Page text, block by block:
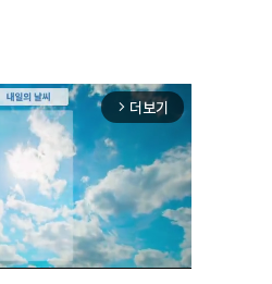
arrow_forward_ios 더보기